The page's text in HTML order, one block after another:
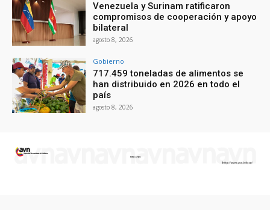
Venezuela y Surinam ratificaron
compromisos de cooperación y apoyo
bilateral
agosto 8, 2026
Gobierno
717.459 toneladas de alimentos se
han distribuido en 2026 en todo el
país
agosto 8, 2026